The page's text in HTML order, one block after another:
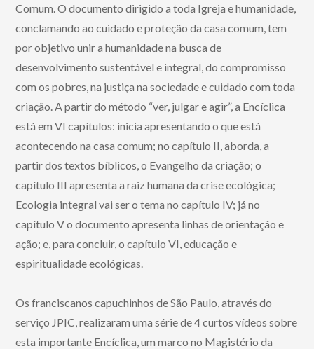
Comum. O documento dirigido a toda Igreja e humanidade,
conclamando ao cuidado e proteção da casa comum, tem
por objetivo unir a humanidade na busca de
desenvolvimento sustentável e integral, do compromisso
com os pobres, na justiça na sociedade e cuidado com toda
criação. A partir do método “ver, julgar e agir”, a Encíclica
está em VI capítulos: inicia apresentando o que está
acontecendo na casa comum; no capítulo II, aborda, a
partir dos textos bíblicos, o Evangelho da criação; o
capítulo III apresenta a raiz humana da crise ecológica;
Ecologia integral vai ser o tema no capítulo IV; já no
capítulo V o documento apresenta linhas de orientação e
ação; e, para concluir, o capítulo VI, educação e
espiritualidade ecológicas.
Os franciscanos capuchinhos de São Paulo, através do
serviço JPIC, realizaram uma série de 4 curtos vídeos sobre
esta importante Encíclica, um marco no Magistério da